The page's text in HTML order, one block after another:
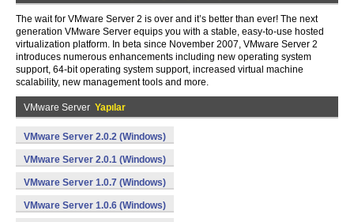
The wait for VMware Server 2 is over and it’s better than ever! The next
generation VMware Server equips you with a stable, easy-to-use hosted
virtualization platform. In beta since November 2007, VMware Server 2
introduces numerous enhancements including new operating system
support, 64-bit operating system support, increased virtual machine
scalability, new management tools and more.
VMware Server Yapılar
VMware Server 2.0.2 (Windows)
VMware Server 2.0.1 (Windows)
VMware Server 1.0.7 (Windows)
VMware Server 1.0.6 (Windows)